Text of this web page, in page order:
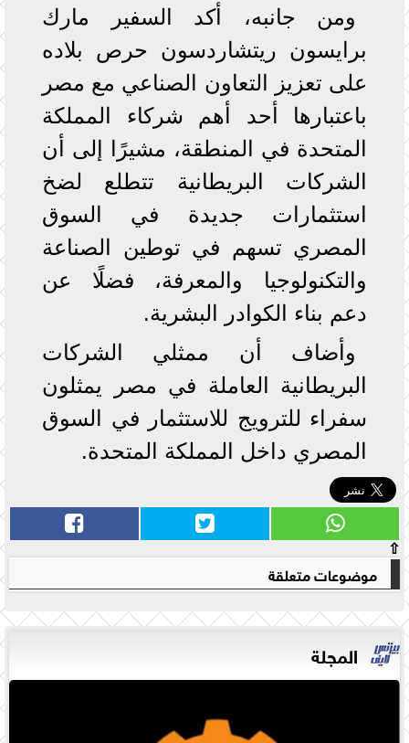
ومن جانبه، أكد السفير مارك
برايسون ريتشاردسون حرص بلاده
على تعزيز التعاون الصناعي مع مصر
باعتبارها أحد أهم شركاء المملكة
المتحدة في المنطقة، مشيرًا إلى أن
الشركات البريطانية تتطلع لضخ
استثمارات جديدة في السوق
المصري تسهم في توطين الصناعة
والتكنولوجيا والمعرفة، فضلًا عن
دعم بناء الكوادر البشرية.
وأضاف أن ممثلي الشركات
البريطانية العاملة في مصر يمثلون
سفراء للترويج للاستثمار في السوق
المصري داخل المملكة المتحدة.
⇧
موضوعات متعلقة
المجلة